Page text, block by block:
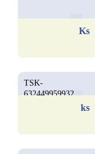
Ks
TSK-
632449959932
ks